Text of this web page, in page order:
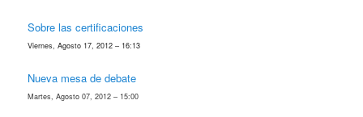
Sobre las certificaciones
Viernes, Agosto 17, 2012 – 16:13
Nueva mesa de debate
Martes, Agosto 07, 2012 – 15:00